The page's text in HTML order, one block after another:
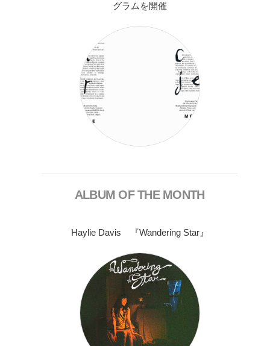
グラムを開催
ALBUM OF THE MONTH
Haylie Davis 『Wandering Star』